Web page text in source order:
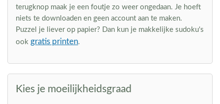
terugknop maak je een foutje zo weer ongedaan. Je hoeft
niets te downloaden en geen account aan te maken.
Puzzel je liever op papier? Dan kun je makkelijke sudoku's
ook gratis printen.
Kies je moeilijkheidsgraad